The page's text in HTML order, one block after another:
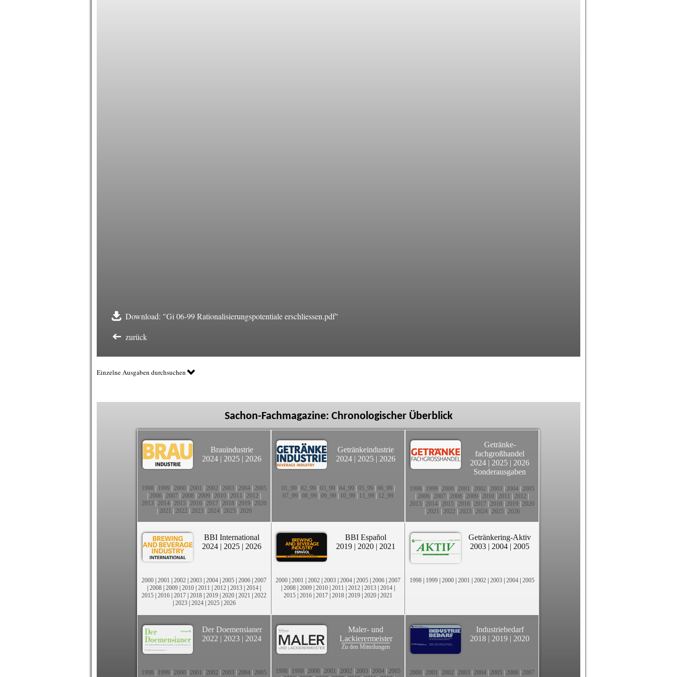
Download: "Gi 06-99 Rationalisierungspotentiale erschliessen.pdf"
zurück
Einzelne Ausgaben durchsuchen
Sachon-Fachmagazine: Chronologischer Überblick
Brauindustrie
2024 | 2025 | 2026
1998 1999 2000 2001 2002 2003 2004 2005
2006 2007 2008 2009 2010 2011 2012
2013 2014 2015 2016 2017 2018 2019 2020
2021 2022 2023| 2024| 2025| 2026
Getränkeindustrie
2024 | 2025 | 2026
01_99| 02_99| 03_99| 04_99| 05_99| 06_99|
07_99 08_99 09_99 10_99 11_99 12_99
Getränke-
fachgroßhandel
2024 | 2025 | 2026
Sonderausgaben
1998 1999 2000 2001 2002 2003 2004 2005
2006 2007 2008 2009 2010 2011 2012
2013 2014 2015 2016 2017 2018 2019 2020
2021 2022 2023| 2024| 2025| 2026
BBI International
2024 | 2025 | 2026
2000 | 2001 | 2002 | 2003 | 2004 | 2005 | 2006 | 2007
| 2008 | 2009 | 2010 | 2011 | 2012 | 2013 | 2014 |
2015 | 2016 | 2017 | 2018 | 2019 | 2020 | 2021 | 2022
| 2023| 2024| 2025| 2026
BBI Español
2019 | 2020 | 2021
2000 | 2001 | 2002 | 2003 | 2004 | 2005 | 2006 | 2007
| 2008 | 2009 | 2010 | 2011 | 2012 | 2013 | 2014 |
2015 | 2016 | 2017 | 2018 | 2019 | 2020 | 2021
Getränkering-Aktiv
2003 | 2004 | 2005
1998 | 1999 | 2000 | 2001 | 2002 | 2003 | 2004 | 2005
Der Doemensianer
2022 | 2023 | 2024
1998 1999 2000 2001 2002 2003 2004 2005
Maler- und
Lackierermeister
Zu den Mitteilungen
1998 1999 2000 2001 2002 2003 2004 2005
Industriebedarf
2018 | 2019 | 2020
2000 2001 2002 2003 2004 2005 2006 2007